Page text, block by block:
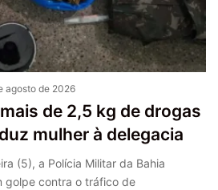
agosto de 2026
de 2,5 kg de drogas
mulher à delegacia
(5), a Polícia Militar da Bahia
golpe contra o tráfico de